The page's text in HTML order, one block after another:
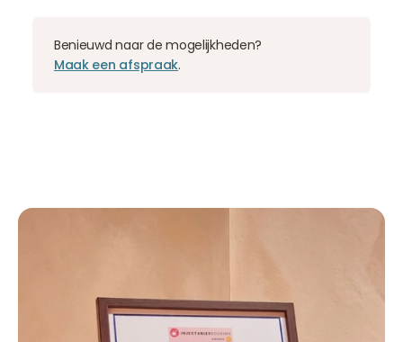
Benieuwd naar de mogelijkheden?
Maak een afspraak.